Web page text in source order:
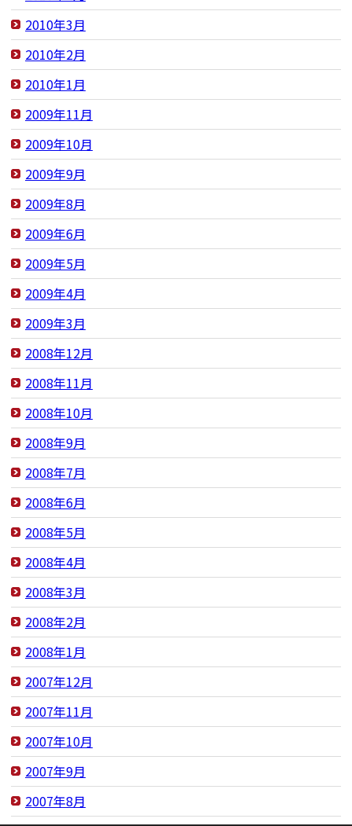
2010年3月
2010年2月
2010年1月
2009年11月
2009年10月
2009年9月
2009年8月
2009年6月
2009年5月
2009年4月
2009年3月
2008年12月
2008年11月
2008年10月
2008年9月
2008年7月
2008年6月
2008年5月
2008年4月
2008年3月
2008年2月
2008年1月
2007年12月
2007年11月
2007年10月
2007年9月
2007年8月